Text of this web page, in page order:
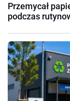
Przemycał
podczas